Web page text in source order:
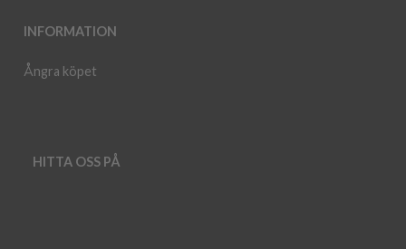
INFORMATION
Ångra köpet
HITTA OSS PÅ